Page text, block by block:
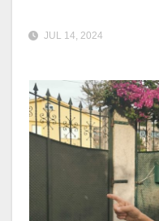
JUL 14, 2024